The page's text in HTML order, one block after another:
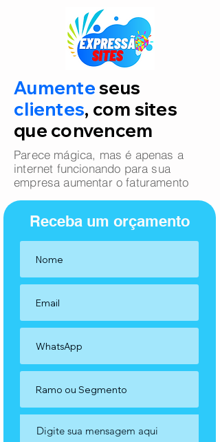
Aumenteseus
clientes, com sites
que convencem
Parece mágica, mas é apenas a
internet funcionando para sua
empresa aumentar o faturamento
Receba um orçamento